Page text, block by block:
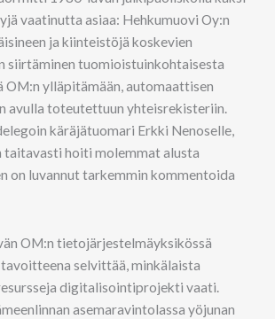
vaatinutta asiaa: Hehkumuovi Oy:n
ja kiinteistöjä koskevien
siirtäminen tuomioistuinkohtaisesta
ylläpitämään, automaattisen
avulla toteutettuun yhteisrekisteriin.
käräjätuomari Erkki Nenoselle,
taitavasti hoiti molemmat alusta
on luvannut tarkemmin kommentoida
OM:n tietojärjestelmäyksikössä
tavoitteena selvittää, minkälaista
digitalisointiprojekti vaati.
asemaravintolassa yöjunan